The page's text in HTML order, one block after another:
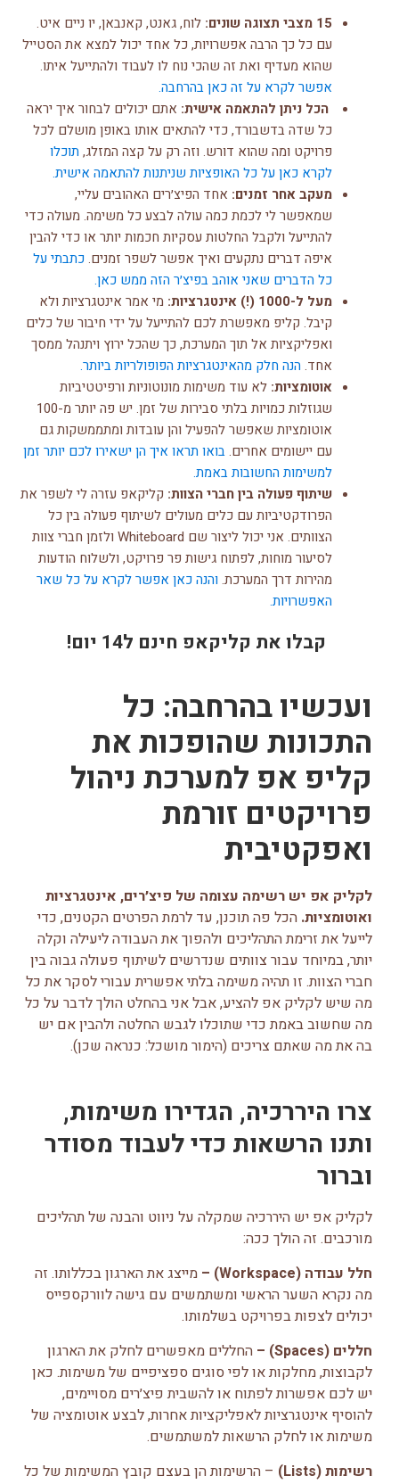
15 מצבי תצוגה שונים:
לוח, גאנט, קאנבאן, יו ניים איט.
עם כל כך הרבה אפשרויות, כל אחד יכול למצא את הסטייל
שהוא מעדיף ואת זה שהכי נוח לו לעבוד ולהתייעל איתו.
אפשר לקרא על זה כאן בהרחבה.
הכל ניתן להתאמה אישית: אתם יכולים לבחור איך יראה
כל שדה בדשבורד, כדי להתאים אותו באופן מושלם לכל
פרויקט ומה שהוא דורש. וזה רק על קצה המזלג, תוכלו
לקרא כאן על כל האופציות שניתנות להתאמה אישית.
מעקב אחר זמנים: אחד הפיצ׳רים האהובים עליי,
שמאפשר לי לכמת כמה עולה לבצע כל משימה. מעולה כדי
להתייעל ולקבל החלטות עסקיות חכמות יותר או כדי להבין
איפה דברים נתקעים ואיך אפשר לשפר זמנים.כתבתי על
כל הדברים שאני אוהב בפיצ׳ר הזה ממש כאן.
מעל ל-1000 (!) אינטגרציות:
מי אמר אינטגרציות ולא
קיבל. קליפ מאפשרת לכם להתייעל על ידי חיבור של כלים
ואפליקציות אל תוך המערכת, כך שהכל ירוץ ויתנהל ממסך
אחד. הנה חלק מהאינטגרציות הפופולריות ביותר.
אוטומציות: לא עוד משימות מונוטוניות ורפיטטיביות
שגוזלות כמויות בלתי סבירות של זמן. יש פה יותר מ-100
אוטומציות שאפשר להפעיל והן עובדות ומתממשקות גם
עם יישומים אחרים.בואו תראו איך הן ישאירו לכם יותר זמן
למשימות החשובות באמת.
שיתוף פעולה בין חברי הצוות: קליקאפ עזרה לי לשפר את
הפרודקטיביות עם כלים מעולים לשיתוף פעולה בין כל
הצוותים. אני יכול ליצור שם Whiteboard ולזמן חברי צוות
לסיעור מוחות, לפתוח גישות פר פרויקט, ולשלוח הודעות
מהירות דרך המערכת.והנה כאן אפשר לקרא על כל שאר
האפשרויות.
קבלו את קליקאפ חינם ל14 יום!
ועכשיו בהרחבה: כל
התכונות שהופכות את
קליפ אפ למערכת ניהול
פרויקטים זורמת
ואפקטיבית
לקליק אפ יש רשימה עצומה של פיצ׳רים, אינטגרציות
ואוטומציות. הכל פה תוכנן, עד לרמת הפרטים הקטנים, כדי
לייעל את זרימת התהליכים ולהפוך את העבודה ליעילה וקלה
יותר, במיוחד עבור צוותים שנדרשים לשיתוף פעולה גבוה בין
חברי הצוות. זו תהיה משימה בלתי אפשרית עבורי לסקר את כל
מה שיש לקליק אפ להציע, אבל אני בהחלט הולך לדבר על כל
מה שחשוב באמת כדי שתוכלו לגבש החלטה ולהבין אם יש
בה את מה שאתם צריכים (הימור מושכל: כנראה שכן).
צרו היררכיה, הגדירו משימות,
ותנו הרשאות כדי לעבוד מסודר
וברור
לקליק אפ יש היררכיה שמקלה על ניווט והבנה של תהליכים
מורכבים. זה הולך ככה:
חלל עבודה (Workspace) –
מייצג את הארגון בכללותו. זה
מה נקרא השער הראשי ומשתמשים עם גישה לוורקספייס
יכולים לצפות בפרויקט בשלמותו.
חללים (Spaces) –
החללים מאפשרים לחלק את הארגון
לקבוצות, מחלקות או לפי סוגים ספציפיים של משימות. כאן
יש לכם אפשרות לפתוח או להשבית פיצ׳רים מסויימים,
להוסיף אינטגרציות לאפליקציות אחרות, לבצע אוטומציה של
משימות או לחלק הרשאות למשתמשים.
רשימות (Lists)
– הרשימות הן בעצם קובץ המשימות של כל